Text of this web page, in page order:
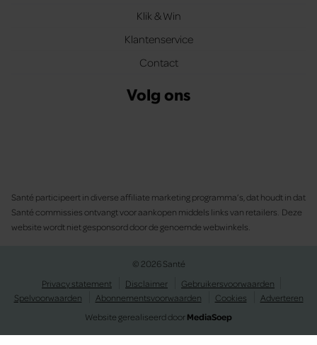
Klik & Win
Klantenservice
Contact
Volg ons
Santé participeert in diverse affiliate marketing programma’s, dat houdt in dat
Santé commissies ontvangt voor aankopen middels links van retailers. Deze
website wordt niet gesponsord door de genoemde webwinkels.
© 2026 Santé
Privacy statement
Disclaimer
Gebruikersvoorwaarden
Spelvoorwaarden
Abonnementsvoorwaarden Cookies
Adverteren
Website gerealiseerd doorMediaSoep